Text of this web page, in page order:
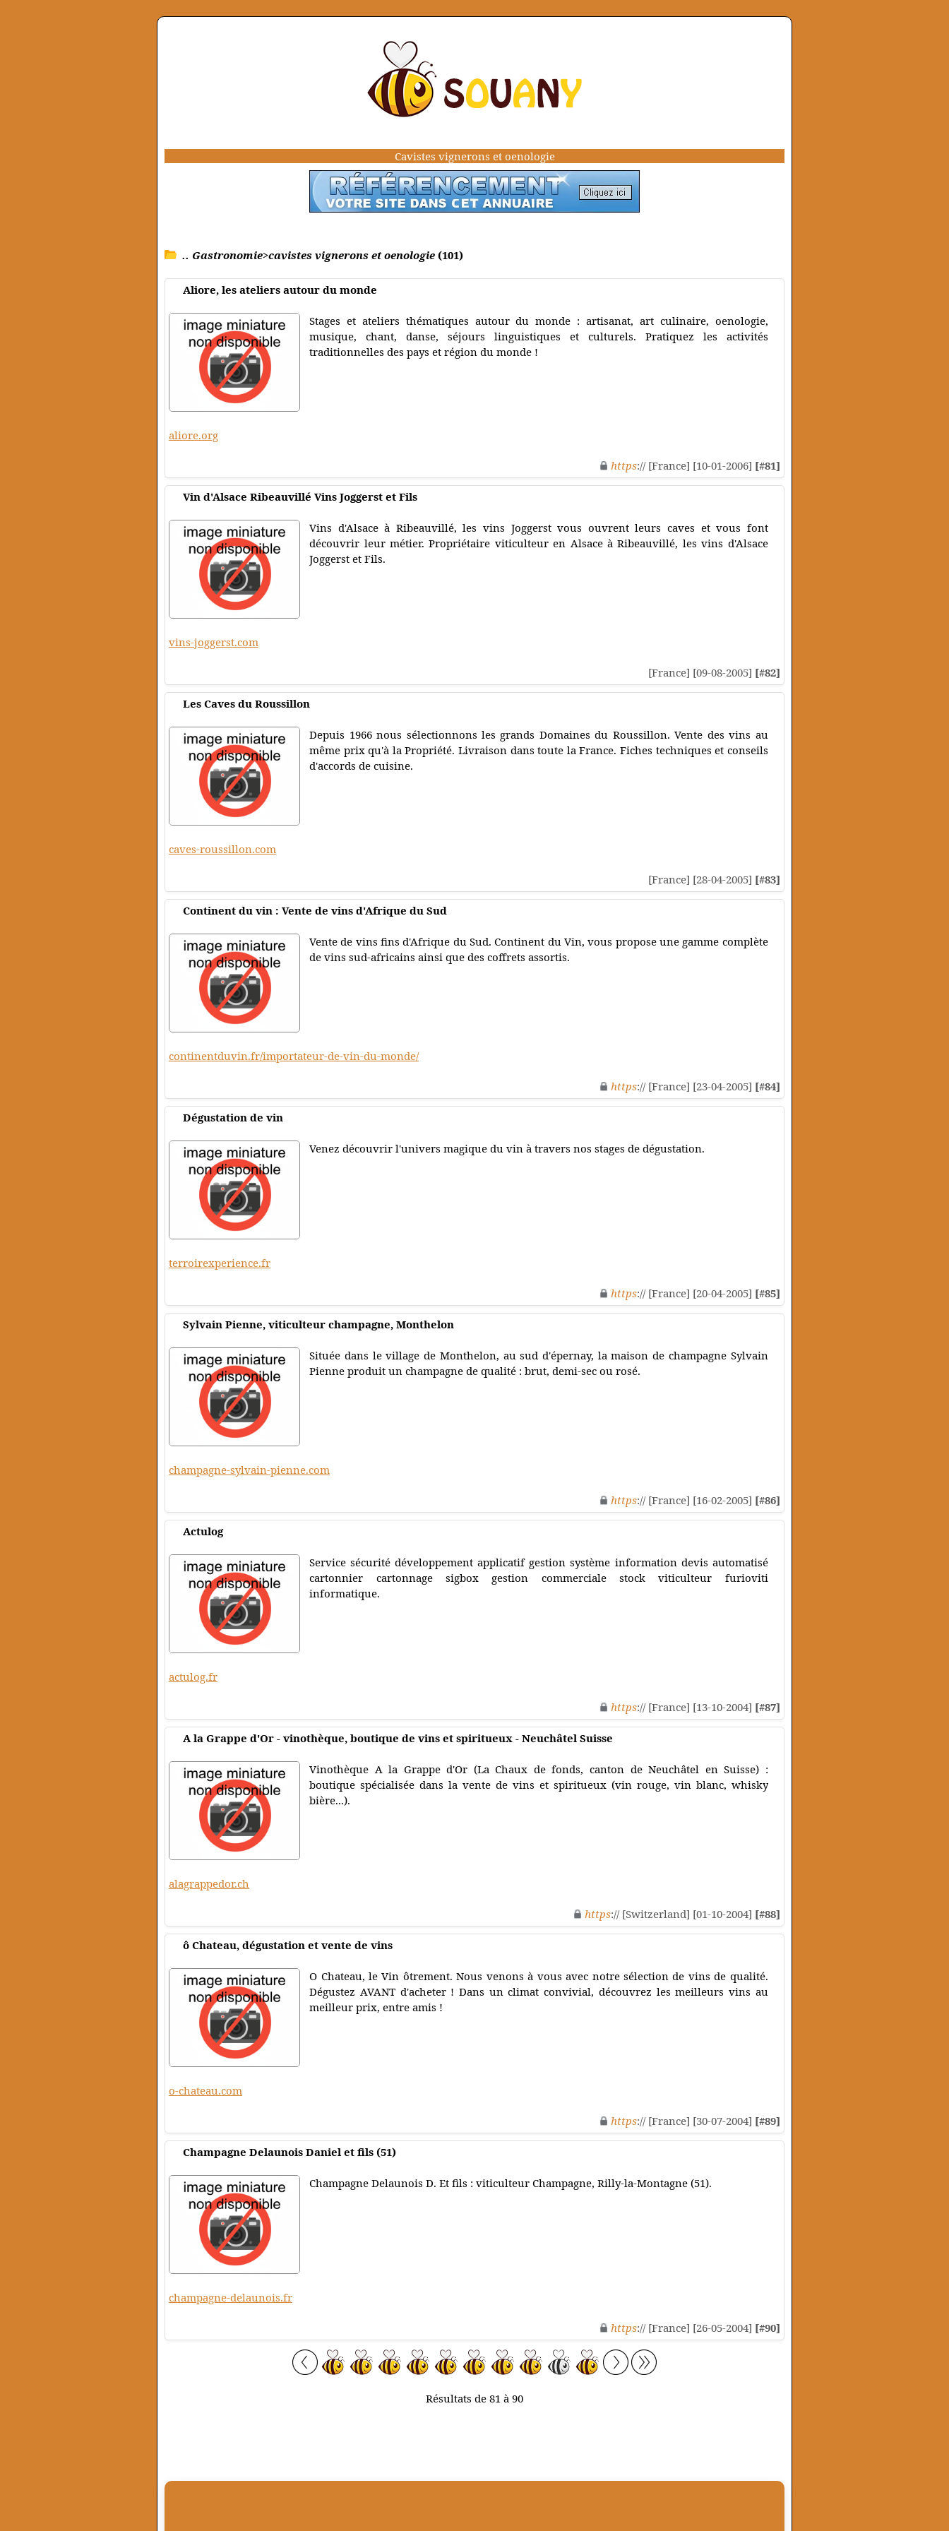
Cavistes vignerons et oenologie
.. Gastronomie>cavistes vignerons et oenologie (101)
Aliore, les ateliers autour du monde
Stages et ateliers thématiques autour du monde : artisanat, art culinaire, oenologie,
musique, chant, danse, séjours linguistiques et culturels. Pratiquez les activités
traditionnelles des pays et région du monde !
aliore.org
https:// [France] [10-01-2006] [#81]
Vin d'Alsace Ribeauvillé Vins Joggerst et Fils
Vins d'Alsace à Ribeauvillé, les vins Joggerst vous ouvrent leurs caves et vous font
découvrir leur métier. Propriétaire viticulteur en Alsace à Ribeauvillé, les vins d'Alsace
Joggerst et Fils.
vins-joggerst.com
[France] [09-08-2005] [#82]
Les Caves du Roussillon
Depuis 1966 nous sélectionnons les grands Domaines du Roussillon. Vente des vins au
même prix qu'à la Propriété. Livraison dans toute la France. Fiches techniques et conseils
d'accords de cuisine.
caves-roussillon.com
[France] [28-04-2005] [#83]
Continent du vin : Vente de vins d'Afrique du Sud
Vente de vins fins d'Afrique du Sud. Continent du Vin, vous propose une gamme complète
de vins sud-africains ainsi que des coffrets assortis.
continentduvin.fr/importateur-de-vin-du-monde/
https:// [France] [23-04-2005] [#84]
Dégustation de vin
Venez découvrir l'univers magique du vin à travers nos stages de dégustation.
terroirexperience.fr
https:// [France] [20-04-2005] [#85]
Sylvain Pienne, viticulteur champagne, Monthelon
Située dans le village de Monthelon, au sud d'épernay, la maison de champagne Sylvain
Pienne produit un champagne de qualité : brut, demi-sec ou rosé.
champagne-sylvain-pienne.com
https:// [France] [16-02-2005] [#86]
Actulog
Service sécurité développement applicatif gestion système information devis automatisé
cartonnier cartonnage sigbox gestion commerciale stock viticulteur furioviti
informatique.
actulog.fr
https:// [France] [13-10-2004] [#87]
A la Grappe d'Or - vinothèque, boutique de vins et spiritueux - Neuchâtel Suisse
Vinothèque A la Grappe d'Or (La Chaux de fonds, canton de Neuchâtel en Suisse) :
boutique spécialisée dans la vente de vins et spiritueux (vin rouge, vin blanc, whisky
bière...).
alagrappedor.ch
https:// [Switzerland] [01-10-2004] [#88]
ô Chateau, dégustation et vente de vins
O Chateau, le Vin ôtrement. Nous venons à vous avec notre sélection de vins de qualité.
Dégustez AVANT d'acheter ! Dans un climat convivial, découvrez les meilleurs vins au
meilleur prix, entre amis !
o-chateau.com
https:// [France] [30-07-2004] [#89]
Champagne Delaunois Daniel et fils (51)
Champagne Delaunois D. Et fils : viticulteur Champagne, Rilly-la-Montagne (51).
champagne-delaunois.fr
https:// [France] [26-05-2004] [#90]
Résultats de 81 à 90